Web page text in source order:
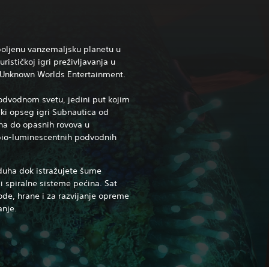
vanzemaljsku planetu u
igri preživljavanja u
Worlds Entertainment.
svetu, jedini put kojim
opseg igri Subnautica od
do opasnih rovova u
luminescentnih podvodnih
dok istražujete šume
spiralne sisteme pećina. Sat
hrane i za razvijanje opreme